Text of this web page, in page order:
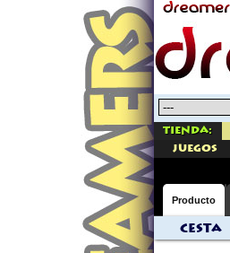
Tienda:
juegos
Producto
Cesta